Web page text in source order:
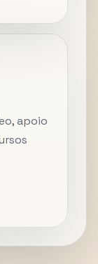
apoio